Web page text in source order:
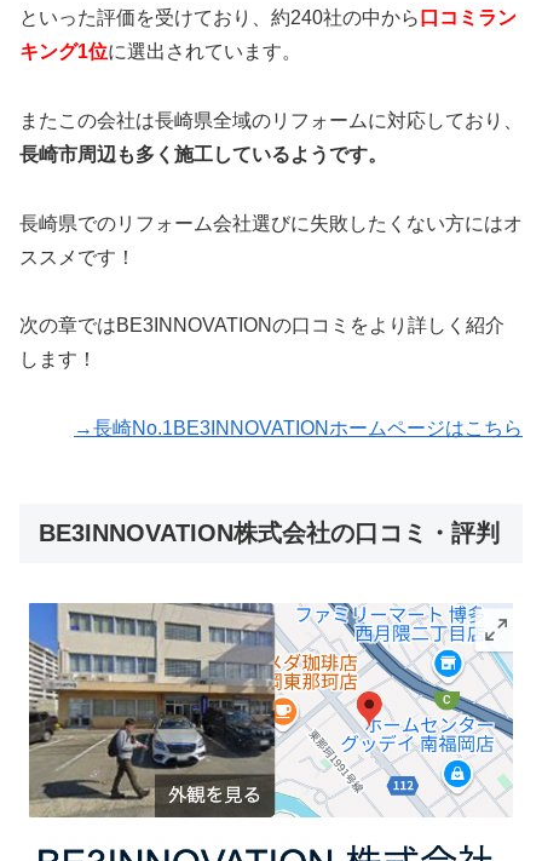
といった評価を受けており、約240社の中から 口コミラン
キング1位に選出されています。
またこの会社は長崎県全域のリフォームに対応しており、
長崎市周辺も多く施工しているようです。
長崎県でのリフォーム会社選びに失敗したくない方にはオ
ススメです！
次の章ではBE3INNOVATIONの口コミをより詳しく紹介
します！
→長崎No.1BE3INNOVATIONホームページはこちら
BE3INNOVATION株式会社の口コミ・評判